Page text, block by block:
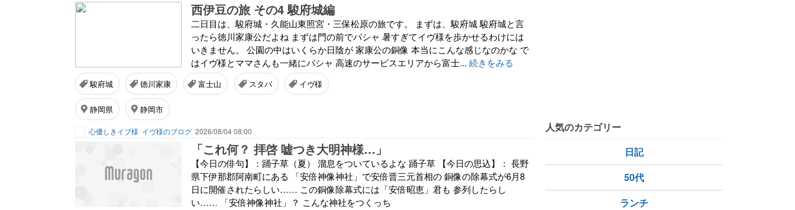
西伊豆の旅 その4 駿府城編
二日目は、駿府城・久能山東照宮・三保松原の旅です。 まずは、駿府城 駿府城と言
ったら徳川家康公だよね まずは門の前でパシャ 暑すぎてイヴ様を歩かせるわけには
いきません。 公園の中はいくらか日陰が 家康公の銅像 本当にこんな感じなのかな で
はイヴ様とママさんも一緒にパシャ 高速のサービスエリアから富士... 続きをみる
駿府城 徳川家康 富士山 スタバ イヴ様
静岡県 静岡市
心優しきイブ様 イヴ様のブログ 2026/08/04 08:00
「これ何？ 拝啓 嘘つき大明神様…」
【今日の俳句】：踊子草（夏） 溜息をついているよな 踊子草 【今日の思込】： 長野
県下伊那郡阿南町にある 「安倍神像神社」で安倍晋三元首相の 銅像の除幕式が6月8
日に開催されたらしい…… この銅像除幕式には「安倍昭恵」君も 参列したらし
い…… 「安倍神像神社」？ こんな神社をつくっち
人気のカテゴリー
日記
50代
ランチ